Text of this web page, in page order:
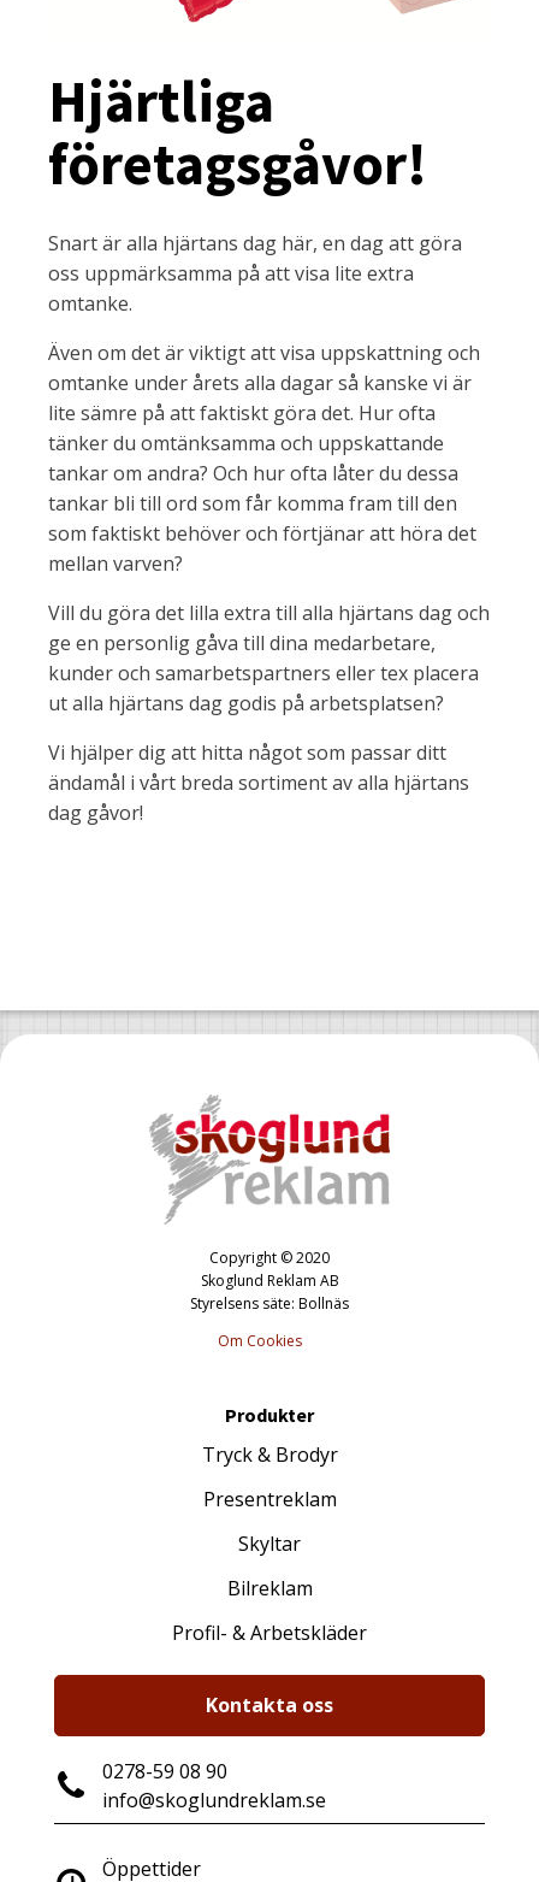
Hjärtliga
företagsgåvor!
Snart är alla hjärtans dag här, en dag att göra
oss uppmärksamma på att visa lite extra
omtanke.
Även om det är viktigt att visa uppskattning och
omtanke under årets alla dagar så kanske vi är
lite sämre på att faktiskt göra det. Hur ofta
tänker du omtänksamma och uppskattande
tankar om andra? Och hur ofta låter du dessa
tankar bli till ord som får komma fram till den
som faktiskt behöver och förtjänar att höra det
mellan varven?
Vill du göra det lilla extra till alla hjärtans dag och
ge en personlig gåva till dina medarbetare,
kunder och samarbetspartners eller tex placera
ut alla hjärtans dag godis på arbetsplatsen?
Vi hjälper dig att hitta något som passar ditt
ändamål i vårt breda sortiment av alla hjärtans
dag gåvor!
Copyright © 2020
Skoglund Reklam AB
Styrelsens säte: Bollnäs
Om Cookies
Produkter
Tryck & Brodyr
Presentreklam
Skyltar
Bilreklam
Profil- & Arbetskläder
Kontakta oss
0278-59 08 90
info@skoglundreklam.se
Öppettider